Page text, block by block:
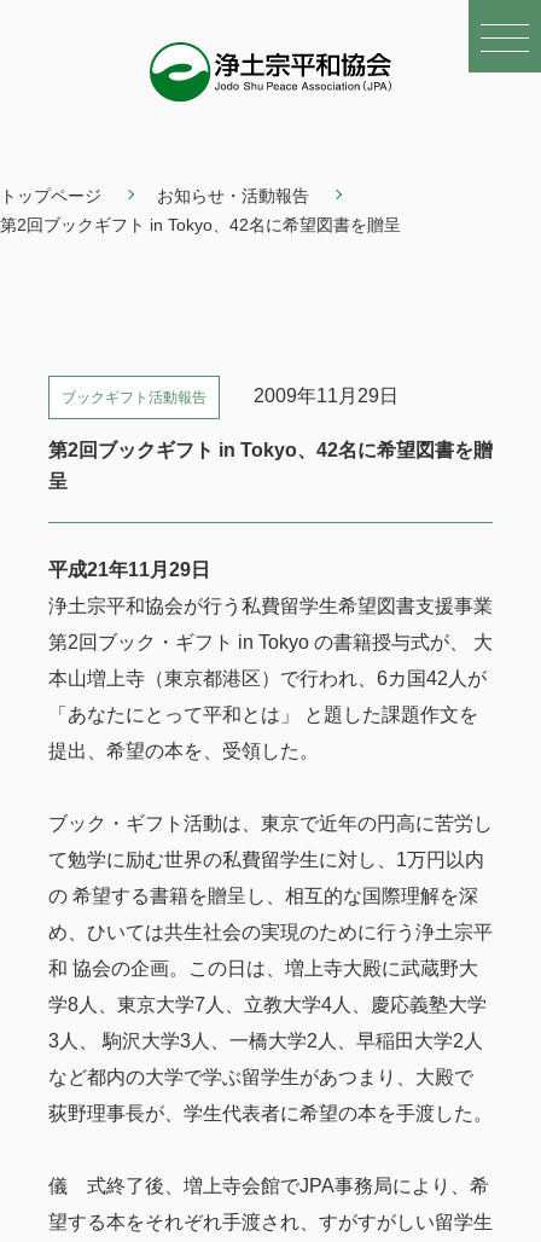
トップページ
お知らせ・活動報告
第2回ブックギフト in Tokyo、42名に希望図書を贈呈
ブックギフト活動報告 2009年11月29日
第2回ブックギフト in Tokyo、42名に希望図書を贈
呈
平成21年11月29日
浄土宗平和協会が行う私費留学生希望図書支援事業
第2回ブック・ギフト in Tokyo の書籍授与式が、 大
本山増上寺（東京都港区）で行われ、6カ国42人が
「あなたにとって平和とは」 と題した課題作文を
提出、希望の本を、受領した。
ブック・ギフト活動は、東京で近年の円高に苦労し
て勉学に励む世界の私費留学生に対し、1万円以内
の 希望する書籍を贈呈し、相互的な国際理解を深
め、ひいては共生社会の実現のために行う浄土宗平
和 協会の企画。この日は、増上寺大殿に武蔵野大
学8人、東京大学7人、立教大学4人、慶応義塾大学
3人、 駒沢大学3人、一橋大学2人、早稲田大学2人
など都内の大学で学ぶ留学生があつまり、大殿で
荻野理事長が、学生代表者に希望の本を手渡した。
儀 式終了後、増上寺会館でJPA事務局により、希
望する本をそれぞれ手渡され、すがすがしい留学生